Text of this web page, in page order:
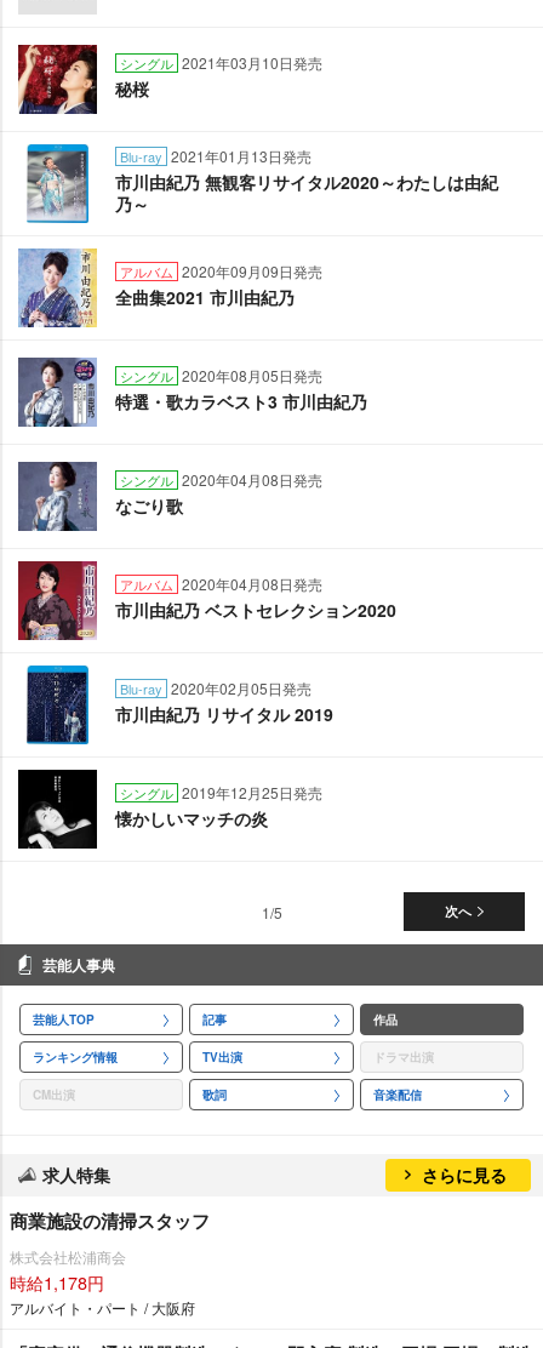
シングル 2021年03月10日発売
秘桜
Blu-ray 2021年01月13日発売
市川由紀乃 無観客リサイタル2020～わたしは由紀
乃～
アルバム 2020年09月09日発売
全曲集2021 市川由紀乃
シングル 2020年08月05日発売
特選・歌カラベスト3 市川由紀乃
シングル 2020年04月08日発売
なごり歌
アルバム 2020年04月08日発売
市川由紀乃 ベストセレクション2020
Blu-ray 2020年02月05日発売
市川由紀乃 リサイタル 2019
シングル 2019年12月25日発売
懐かしいマッチの炎
次へ
1/5
芸能人事典
芸能人TOP 記事 作品
ランキング情報 TV出演 ドラマ出演
CM出演 歌詞 音楽配信
求人特集 さらに見る
商業施設の清掃スタッフ
株式会社松浦商会
時給1,178円
アルバイト・パート / 大阪府